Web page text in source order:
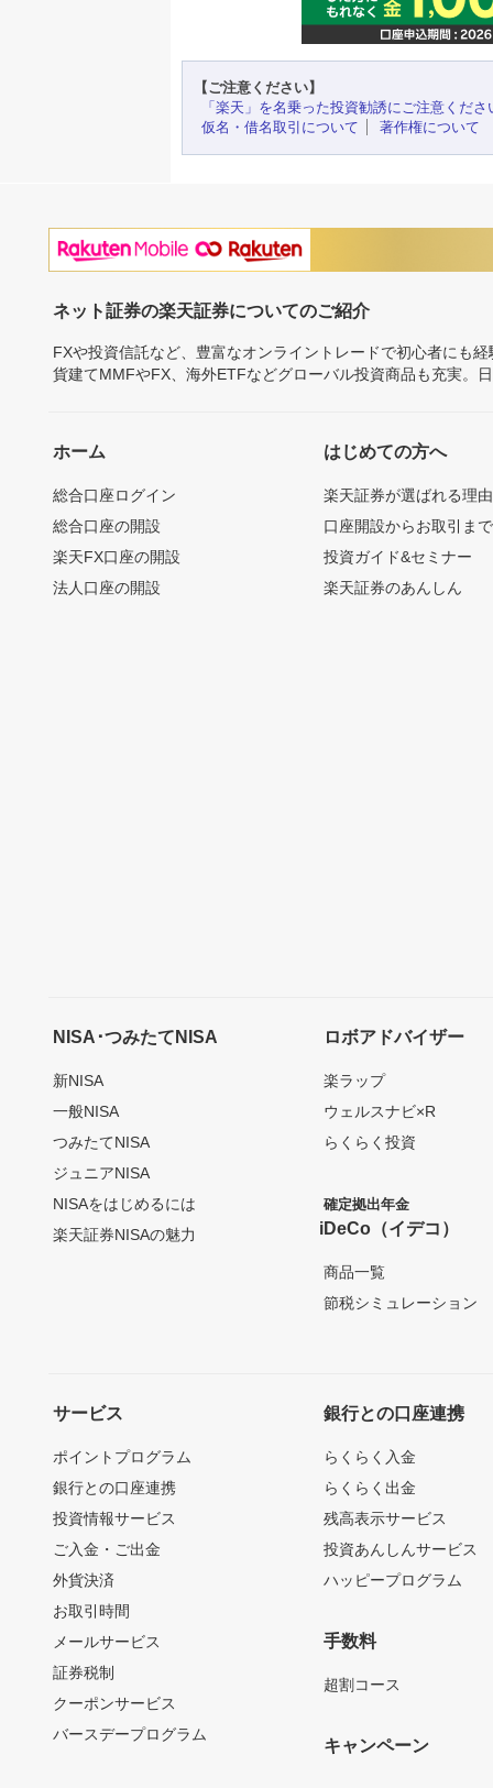
【ご注意ください】
「楽天」を名乗った投資勧誘にご注意くださ
仮名・借名取引について
著作権について
ネット証券の楽天証券についてのご紹介
FXや投資信託など、豊富なオンライントレードで初心者にも
貨建てMMFやFX、海外ETFなどグローバル投資商品も充実。
ホーム
総合口座ログイン
総合口座の開設
楽天FX口座の開設
法人口座の開設
はじめての方へ
楽天証券が選ばれる理由
口座開設からお取引ま
投資ガイド&セミナー
楽天証券のあんしん
NISA･つみたてNISA
新NISA
一般NISA
つみたてNISA
ジュニアNISA
NISAをはじめるには
楽天証券NISAの魅力
ロボアドバイザー
楽ラップ
ウェルスナビ×R
らくらく投資
確定拠出年金
iDeCo（イデコ）
商品一覧
節税シミュレーション
サービス
ポイントプログラム
銀行との口座連携
投資情報サービス
ご入金・ご出金
外貨決済
お取引時間
メールサービス
証券税制
クーポンサービス
バースデープログラム
銀行との口座連携
らくらく入金
らくらく出金
残高表示サービス
投資あんしんサービス
ハッピープログラム
手数料
超割コース
キャンペーン